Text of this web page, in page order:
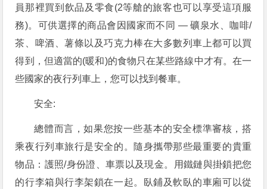
員那裡買到飲品及零食(2等艙的旅客也可以享受這項服
務)。可供選擇的商品會因國家而不同 — 礦泉水、咖啡/
茶、啤酒、薯條以及巧克力棒在大多數列車上都可以買
得到，但適當的(暖和)的食物只在某些路線中才有。在一
些國家的夜行列車上，您可以找到餐車。
安全:
總體而言，如果您按一些基本的安全標準審核，搭
乘夜行列車旅行是安全的。隨身攜帶那些最重要的貴重
物品：護照/身份證、車票以及現金。用鐵鏈與掛鎖把您
的行李箱與行李架鎖在一起。臥鋪及軟臥的車廂可以從